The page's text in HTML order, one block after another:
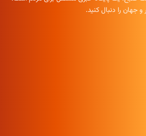
جهان را دنبال کنید.